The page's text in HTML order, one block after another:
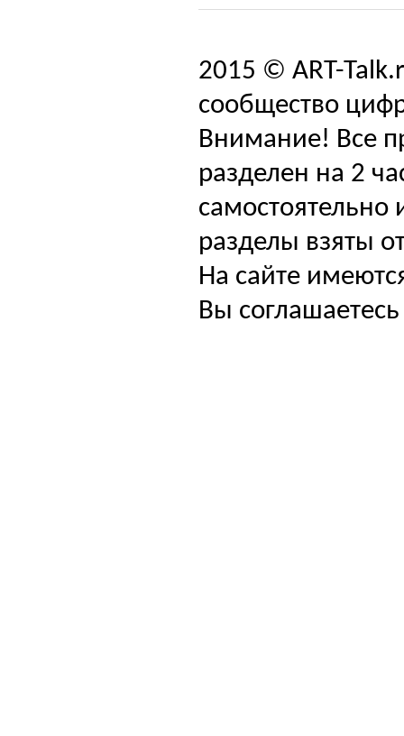
2015 © ART-
сообщество
Внимание! Все
разделен на 2
самостоятельно
разделы взяты
На сайте
Вы